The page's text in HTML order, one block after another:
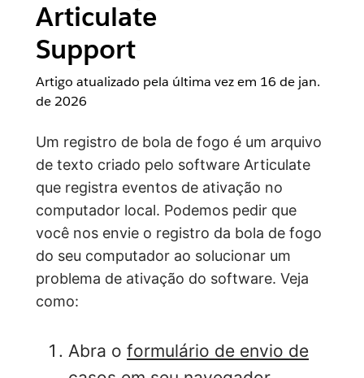
Articulate
Support
Artigo atualizado pela última vez em 16 de jan.
de 2026
Um registro de bola de fogo é um arquivo
de texto criado pelo software Articulate
que registra eventos de ativação no
computador local. Podemos pedir que
você nos envie o registro da bola de fogo
do seu computador ao solucionar um
problema de ativação do software. Veja
como:
Abra o formulário de envio de